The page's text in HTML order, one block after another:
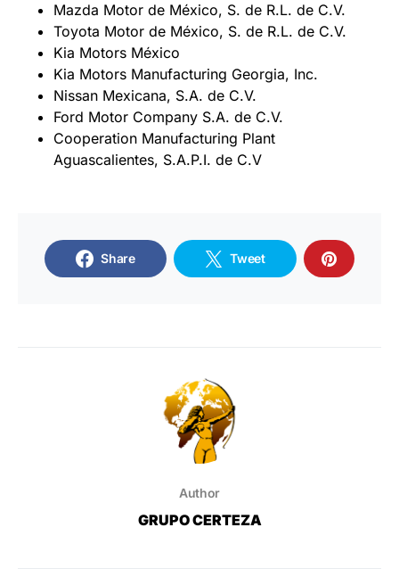
Mazda Motor de México, S. de R.L. de C.V.
Toyota Motor de México, S. de R.L. de C.V.
Kia Motors México
Kia Motors Manufacturing Georgia, Inc.
Nissan Mexicana, S.A. de C.V.
Ford Motor Company S.A. de C.V.
Cooperation Manufacturing Plant
Aguascalientes, S.A.P.I. de C.V
Share Tweet
Author
GRUPO CERTEZA